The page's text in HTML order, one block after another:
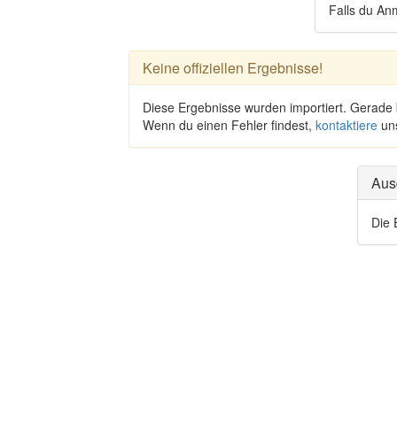
Falls du
Keine offiziellen Ergebnisse!
Diese Ergebnisse wurden importiert.
Wenn du einen Fehler findest, kontaktiere
Die